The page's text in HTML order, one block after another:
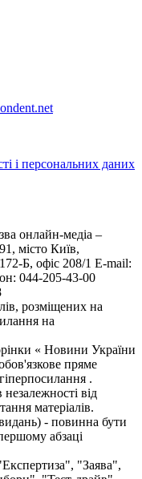
і персональних даних
онлайн-медіа –
місто Київ,
Б, офіс 208/1 E-mail:
044-205-43-00
розміщених на
на
« Новини України
пряме
.
від
матеріалів.
- повинна бути
абзаці
"Заява",